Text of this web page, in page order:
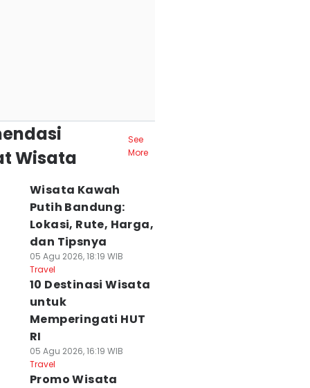
Wisata
See
More
Wisata Kawah
Putih Bandung:
Lokasi, Rute, Harga,
dan Tipsnya
05 Agu 2026, 18:19 WIB
Travel
10 Destinasi Wisata
untuk
Memperingati HUT
RI
05 Agu 2026, 16:19 WIB
Travel
Promo Wisata